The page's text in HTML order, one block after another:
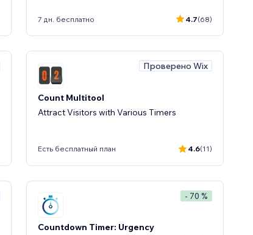
7 дн. бесплатно 4.7(68)
Проверено Wix
Count Multitool
Attract Visitors with Various Timers
Есть бесплатный план 4.6(11)
- 70 %
Countdown Timer: Urgency